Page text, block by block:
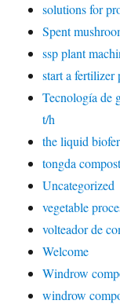
solutions for
Spent
ssp plant
start a fertilizer
Tecnología de
t/h
the liquid
tongda
Uncategorized
vegetable
volteador de
Welcome
Windrow
windrow